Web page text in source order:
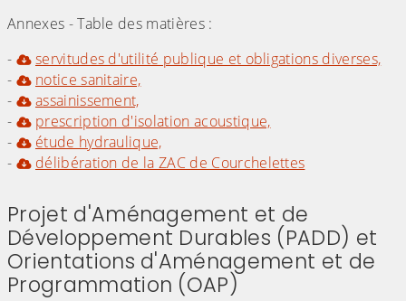
Annexes - Table des matières :
-
servitudes d'utilité publique et obligations diverses,
-
notice sanitaire,
-
assainissement,
-
prescription d'isolation acoustique,
-
étude hydraulique,
-
délibération de la ZAC de Courchelettes
Projet d'Aménagement et de
Développement Durables (PADD) et
Orientations d'Aménagement et de
Programmation (OAP)